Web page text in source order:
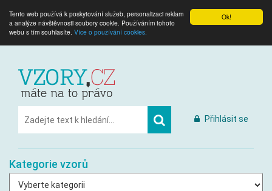
Ok!
Tento web používá k poskytování služeb, personalizaci reklam
a analýze návštěvnosti soubory cookie. Používáním tohoto
webu s tím souhlasíte. Více o používání cookies.
Přihlásit se
Kategorie vzorů